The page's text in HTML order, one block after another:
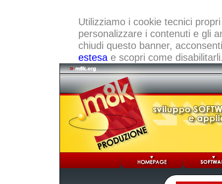
Utilizziamo i cookie tecnici
personalizzare i contenuti e gli
chiudi questo banner,
estesae scopri come